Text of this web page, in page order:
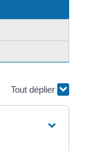
Tout déplier